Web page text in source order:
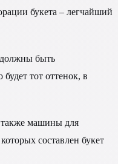
букета – легчайший
должны быть
тот оттенок, в
также машины для
составлен букет